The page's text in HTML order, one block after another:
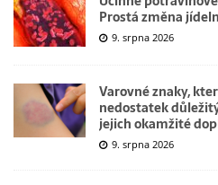
Prostá změna
9. srpna 2026
Varovné znaky,
nedostatek
jejich okamžité
9. srpna 2026